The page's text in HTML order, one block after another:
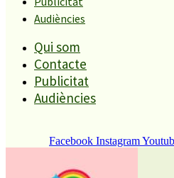
Audiències
Qui som
Contacte
Publicitat
Audiències
Facebook Instagram